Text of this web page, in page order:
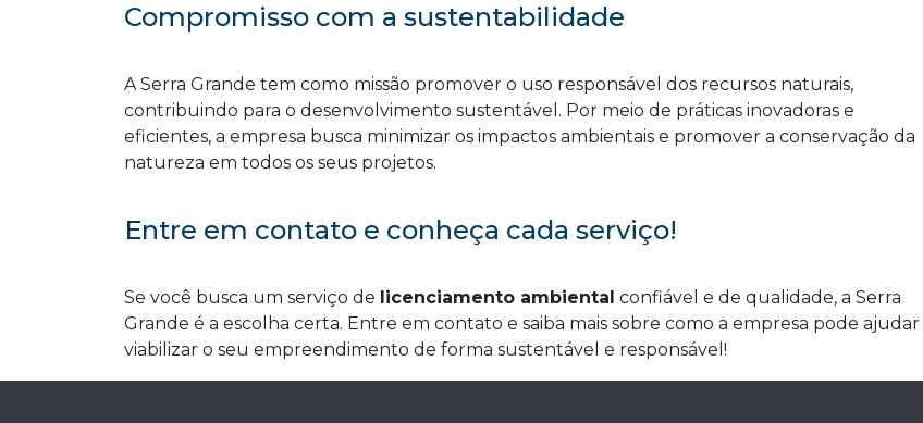
Compromisso com a sustentabilidade
A Serra Grande tem como missão promover o uso responsável dos recursos naturais,
contribuindo para o desenvolvimento sustentável. Por meio de práticas inovadoras e
eficientes, a empresa busca minimizar os impactos ambientais e promover a conservação da
natureza em todos os seus projetos.
Entre em contato e conheça cada serviço!
Se você busca um serviço de licenciamento ambiental confiável e de qualidade, a Serra
Grande é a escolha certa. Entre em contato e saiba mais sobre como a empresa pode ajudar
viabilizar o seu empreendimento de forma sustentável e responsável!